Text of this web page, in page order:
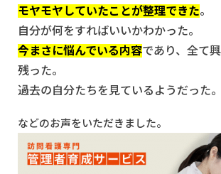
モヤモヤしていたことが整理できた。
自分が何をすればいいかわかった。
今まさに悩んでいる内容であり、全て
残った。
過去の自分たちを見ているようだった。
などのお声をいただきました。